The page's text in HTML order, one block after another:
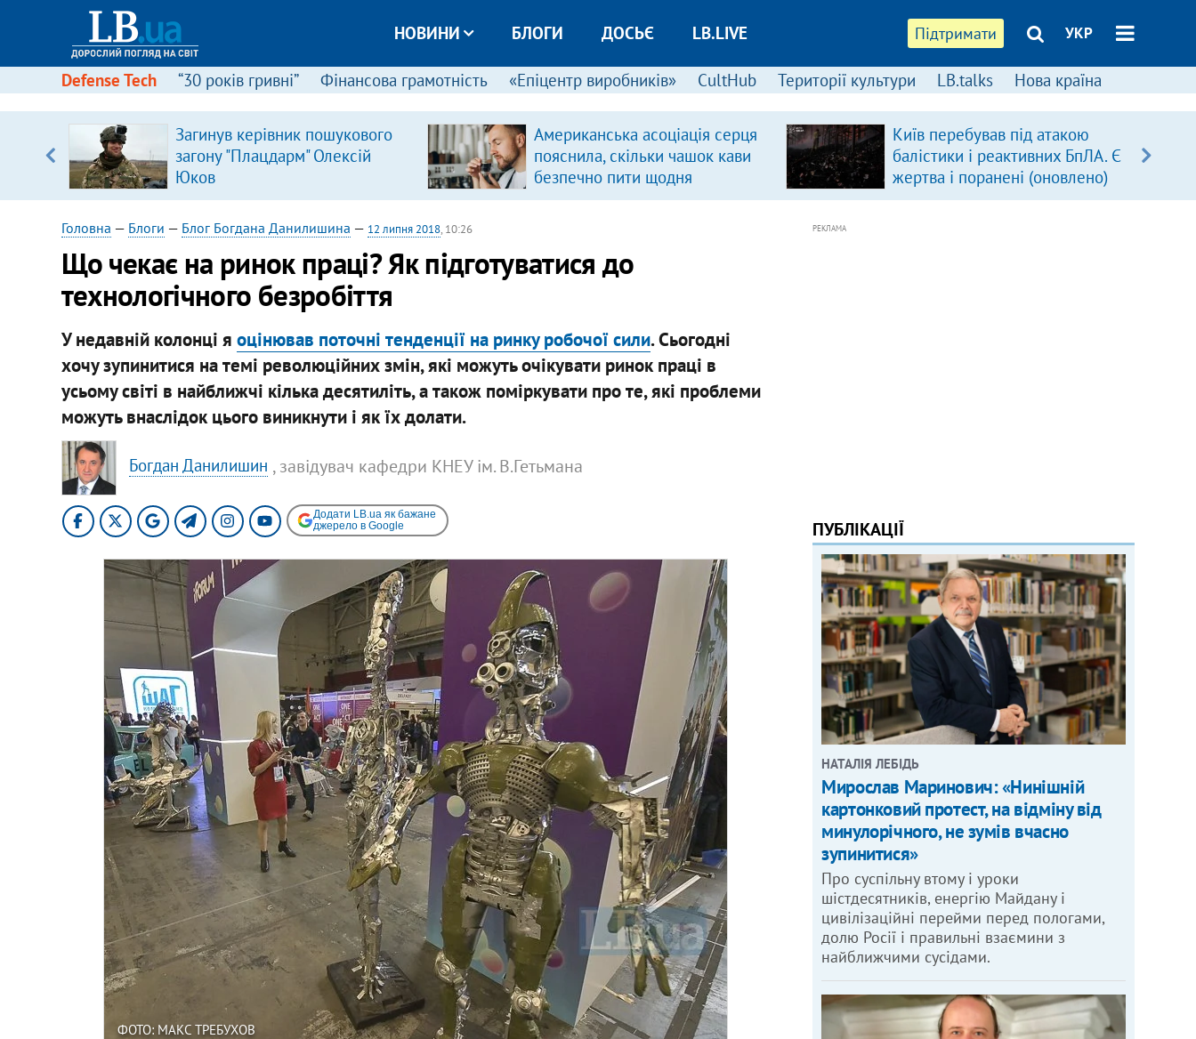
Підтримати УКР
НОВИНИ БЛОГИ ДОСЬЄ LB.LIVE
Defense Tech “30 років гривні” Фінансова грамотність «Епіцентр виробників» CultHub Території культури LB.talks Нова країна
Загинув керівник пошукового
загону "Плацдарм" Олексій
Юков
Американська асоціація серця
пояснила, скільки чашок кави
безпечно пити щодня
Київ перебував під атакою
балістики і реактивних БпЛА. Є
жертва і поранені (оновлено)
Головна — Блоги — Блог Богдана Данилишина — 12 липня 2018, 10:26
Що чекає на ринок праці? Як підготуватися до
технологічного безробіття
У недавній колонці я оцінював поточні тенденції на ринку робочої сили. Сьогодні
хочу зупинитися на темі революційних змін, які можуть очікувати ринок праці в
усьому світі в найближчі кілька десятиліть, а також поміркувати про те, які проблеми
можуть внаслідок цього виникнути і як їх долати.
Богдан Данилишин , завідувач кафедри КНЕУ ім. В.Гетьмана
Додати LB.ua як бажане
джерело в Google
ФОТО: МАКС ТРЕБУХОВ
РЕКЛАМА
ПУБЛІКАЦІЇ
НАТАЛІЯ ЛЕБІДЬ
Мирослав Маринович: «Нинішній
картонковий протест, на відміну від
минулорічного, не зумів вчасно
зупинитися»
Про суспільну втому і уроки
шістдесятників, енергію Майдану і
цивілізаційні перейми перед пологами,
долю Росії і правильні взаємини з
найближчими сусідами.